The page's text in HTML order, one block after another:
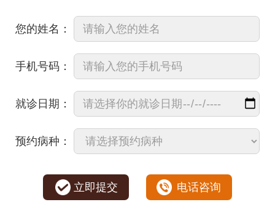
您的姓名：
手机号码：
就诊日期：
预约病种：
立即提交 电话咨询